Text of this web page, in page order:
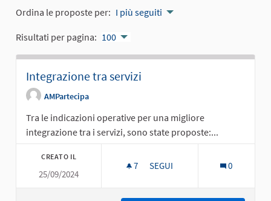
Ordina le proposte per: I più seguiti
Risultati per pagina: 100
Integrazione tra servizi
AMPartecipa
Tra le indicazioni operative per una migliore
integrazione tra i servizi, sono state proposte:...
CREATO IL
25/09/2024
7 7 SOSTENITORI
SEGUI 0